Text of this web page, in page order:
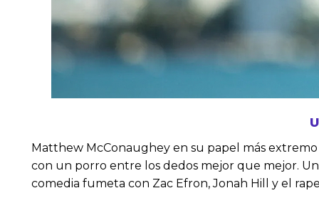
Matthew McConaughey en su papel más
con un porro entre los dedos mejor que mejor.
comedia fumeta con Zac Efron, Jonah Hill y el